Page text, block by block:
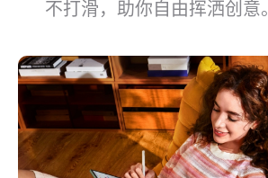
不打滑，助你自由挥洒创⁠意。